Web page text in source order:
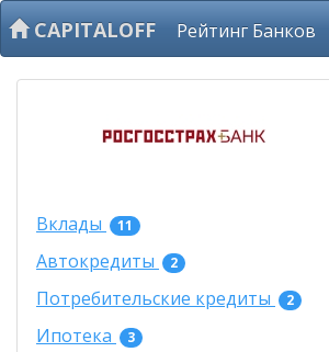
CAPITALOFF Рейтинг Банков
Вклады 11
Автокредиты 2
Потребительские кредиты 2
Ипотека 3